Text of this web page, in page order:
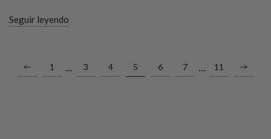
Seguir leyendo
1 ... 3 4 5 6 7 ... 11